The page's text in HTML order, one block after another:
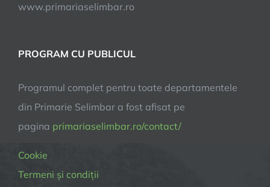
www.primariaselimbar.ro
PROGRAM CU PUBLICUL
Programul complet pentru toate departamentele
din Primarie Selimbar a fost afisat pe
pagina primariaselimbar.ro/contact/
Cookie
Termeni și condiții